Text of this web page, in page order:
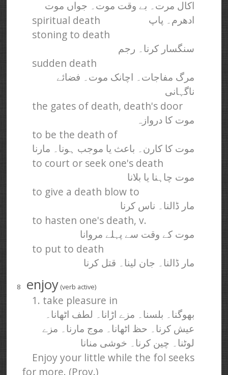
اکال مرت۔ بے وقت موت۔ جواں موت
spiritual death ادھرم۔ پاپ
stoning to death
سنگسار کرنا۔ رجم
sudden death
مرگ مفاجات۔ اچانک موت۔ فضائے
ناگہانی
the gates of death, death's door
موت کا دروازہ
to be the death of
موت کا کارن۔ باعث یا موجب ہونا۔ مارنا
to court or seek one's death
موت چاہنا یا بلانا
to give a death blow to
مار ڈالنا۔ ناس کرنا
to hasten one's death, v.
موت کے وقت سے پہلے مروانا
to put to death
مار ڈالنا۔ جان لینا۔ قتل کرنا
8 enjoy (verb active)
1. take pleasure in
بھوگنا۔ بلسنا۔ مزے اڑانا۔ لطف اٹھانا۔
عیش کرنا۔ حظ اٹھانا۔ موج مارنا۔ مزے
لوٹنا۔ چین کرنا۔ خوشی منانا
Enjoy your little while the fol seeks
for more. (Prov.)